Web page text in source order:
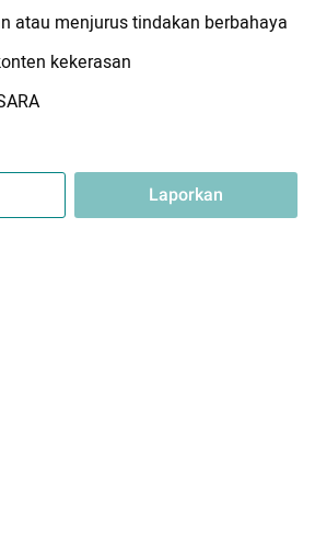
atau menjurus tindakan berbahaya
kekerasan
Laporkan